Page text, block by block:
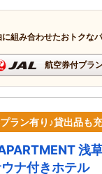
組み合わせたおトクな
航空券付プラ
ラン有り♪貸出品も
浅
ナ付きホテル